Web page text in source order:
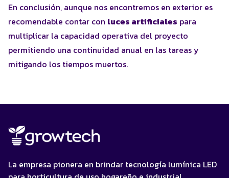
En conclusión, aunque nos encontremos en exterior es
recomendable contar con luces artificiales para
multiplicar la capacidad operativa del proyecto
permitiendo una continuidad anual en las tareas y
mitigando los tiempos muertos.
La empresa pionera en brindar tecnología lumínica LED